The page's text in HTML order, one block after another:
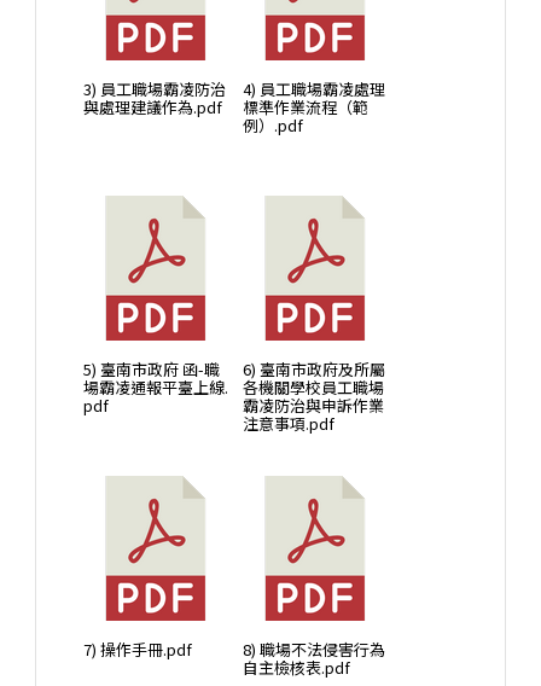
3) 員工職場霸凌防治
與處理建議作為.pdf
4) 員工職場霸凌處理
標準作業流程（範
例）.pdf
5) 臺南市政府 函-職
場霸凌通報平臺上線.
pdf
6) 臺南市政府及所屬
各機關學校員工職場
霸凌防治與申訴作業
注意事項.pdf
7) 操作手冊.pdf 8) 職場不法侵害行為
自主檢核表.pdf